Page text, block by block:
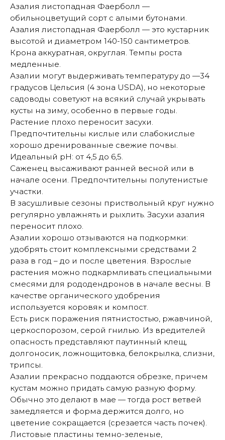
Азалия листопадная Фаерболл —
обильноцветущий сорт с алыми бутонами.
Азалия листопадная Фаерболл — это кустарник
высотой и диаметром 140-150 сантиметров.
Крона аккуратная, округлая. Темпы роста
медленные.
Азалии могут выдерживать температуру до —34
градусов Цельсия (4 зона USDA), но некоторые
садоводы советуют на всякий случай укрывать
кусты на зиму, особенно в первые годы.
Растение плохо переносит засухи.
Предпочтительны кислые или слабокислые
хорошо дренированные свежие почвы.
Идеальный рН: от 4,5 до 6,5.
Саженец высаживают ранней весной или в
начале осени. Предпочтительны полутенистые
участки.
В засушливые сезоны приствольный круг нужно
регулярно увлажнять и рыхлить. Засухи азалия
переносит плохо.
Азалии хорошо отзываются на подкормки:
удобрять стоит комплексными средствами 2
раза в год – до и после цветения. Взрослые
растения можно подкармливать специальными
смесями для рододендронов в начале весны. В
качестве органического удобрения
используется коровяк и компост.
Есть риск поражения пятнистостью, ржавчиной,
церкоспорозом, серой гнилью. Из вредителей
опасность представляют паутинный клещ,
долгоносик, ложнощитовка, белокрылка, слизни,
трипсы.
Азалии прекрасно поддаются обрезке, причем
кустам можно придать самую разную форму.
Обычно это делают в мае — тогда рост ветвей
замедляется и форма держится долго, но
цветение сокращается (срезается часть почек).
Листовые пластины темно-зеленые,